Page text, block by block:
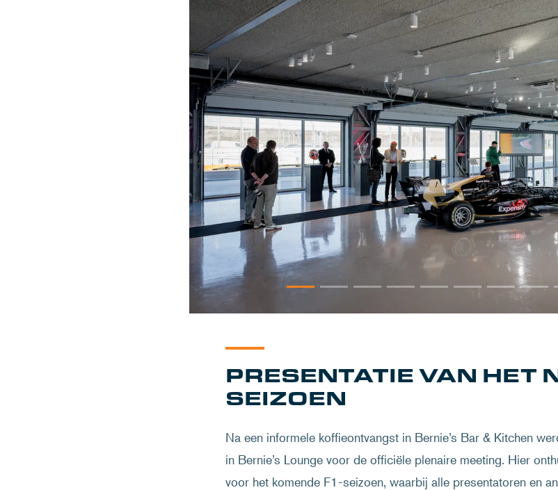
PRESENTATIE VAN HET
SEIZOEN
Na een informele koffieontvangst in Bernie’s Bar & Kitchen
in Bernie’s Lounge voor de officiële plenaire meeting. Hier
voor het komende F1-seizoen, waarbij alle presentatoren en